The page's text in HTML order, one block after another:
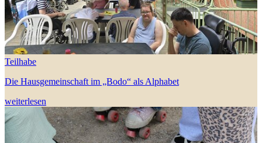
Teilhabe
Die Hausgemeinschaft im „Bodo“ als Alphabet
weiterlesen